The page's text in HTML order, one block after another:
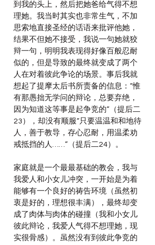
到我的头上，然后把她爸给气得不想
理她。我当时其实也非常生气，不加
思索地直接圣经的话语来批评他她，
结果不但她不接受，我说一句她就狡
辩一句，明明我表现得好像百般忍耐
似的，但是导致的最终就变成了两个
人在对着彼此争论的场景。事后我就
想起了提摩太后书所责备的信息：“惟
有那愚拙无学问的辩论，总要弃绝，
因为知道这等事是起争竞的”（提后二
23），却没有顺服“只要温温和和地待
人，善于教导，存心忍耐，用温柔劝
戒抵挡的人……”（提后二24）。
家庭就是一个最最基础的教会，我与
我爱人和小女儿冲突，一开始是为着
能够有一个良好的祷告环境（虽然初
衷是好的，理想很丰满），最终却变
成了肉体与肉体的碰撞（我和小女儿
彼此辩论，我爱人气得不想理她，现
实很骨感）。虽然没有到彼此争竞的